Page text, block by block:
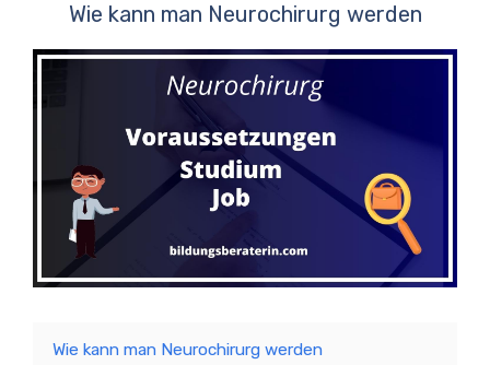
Wie kann man Neurochirurg werden
Wie kann man Neurochirurg werden